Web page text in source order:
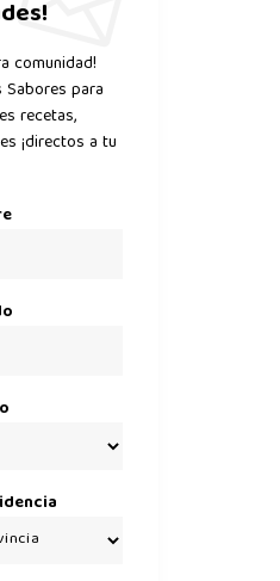
comunidad!
Sabores para
recetas,
¡directos a tu